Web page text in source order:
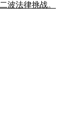
波法律挑战。